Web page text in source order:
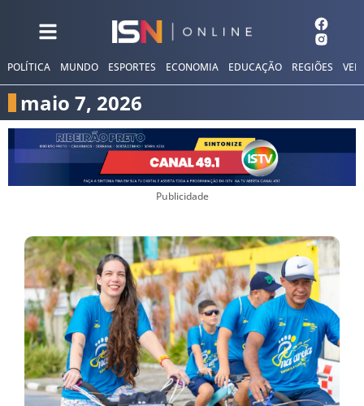
POLÍTICA MUNDO ESPORTES ECONOMIA EDUCAÇÃO REGIÕES
maio 7, 2026
Publicidade